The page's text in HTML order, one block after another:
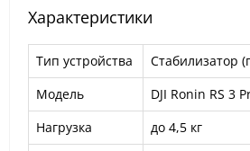
Характеристики
Тип устройства
Стабилизатор
Модель
DJI Ronin RS 3
Нагрузка
до 4,5 кг